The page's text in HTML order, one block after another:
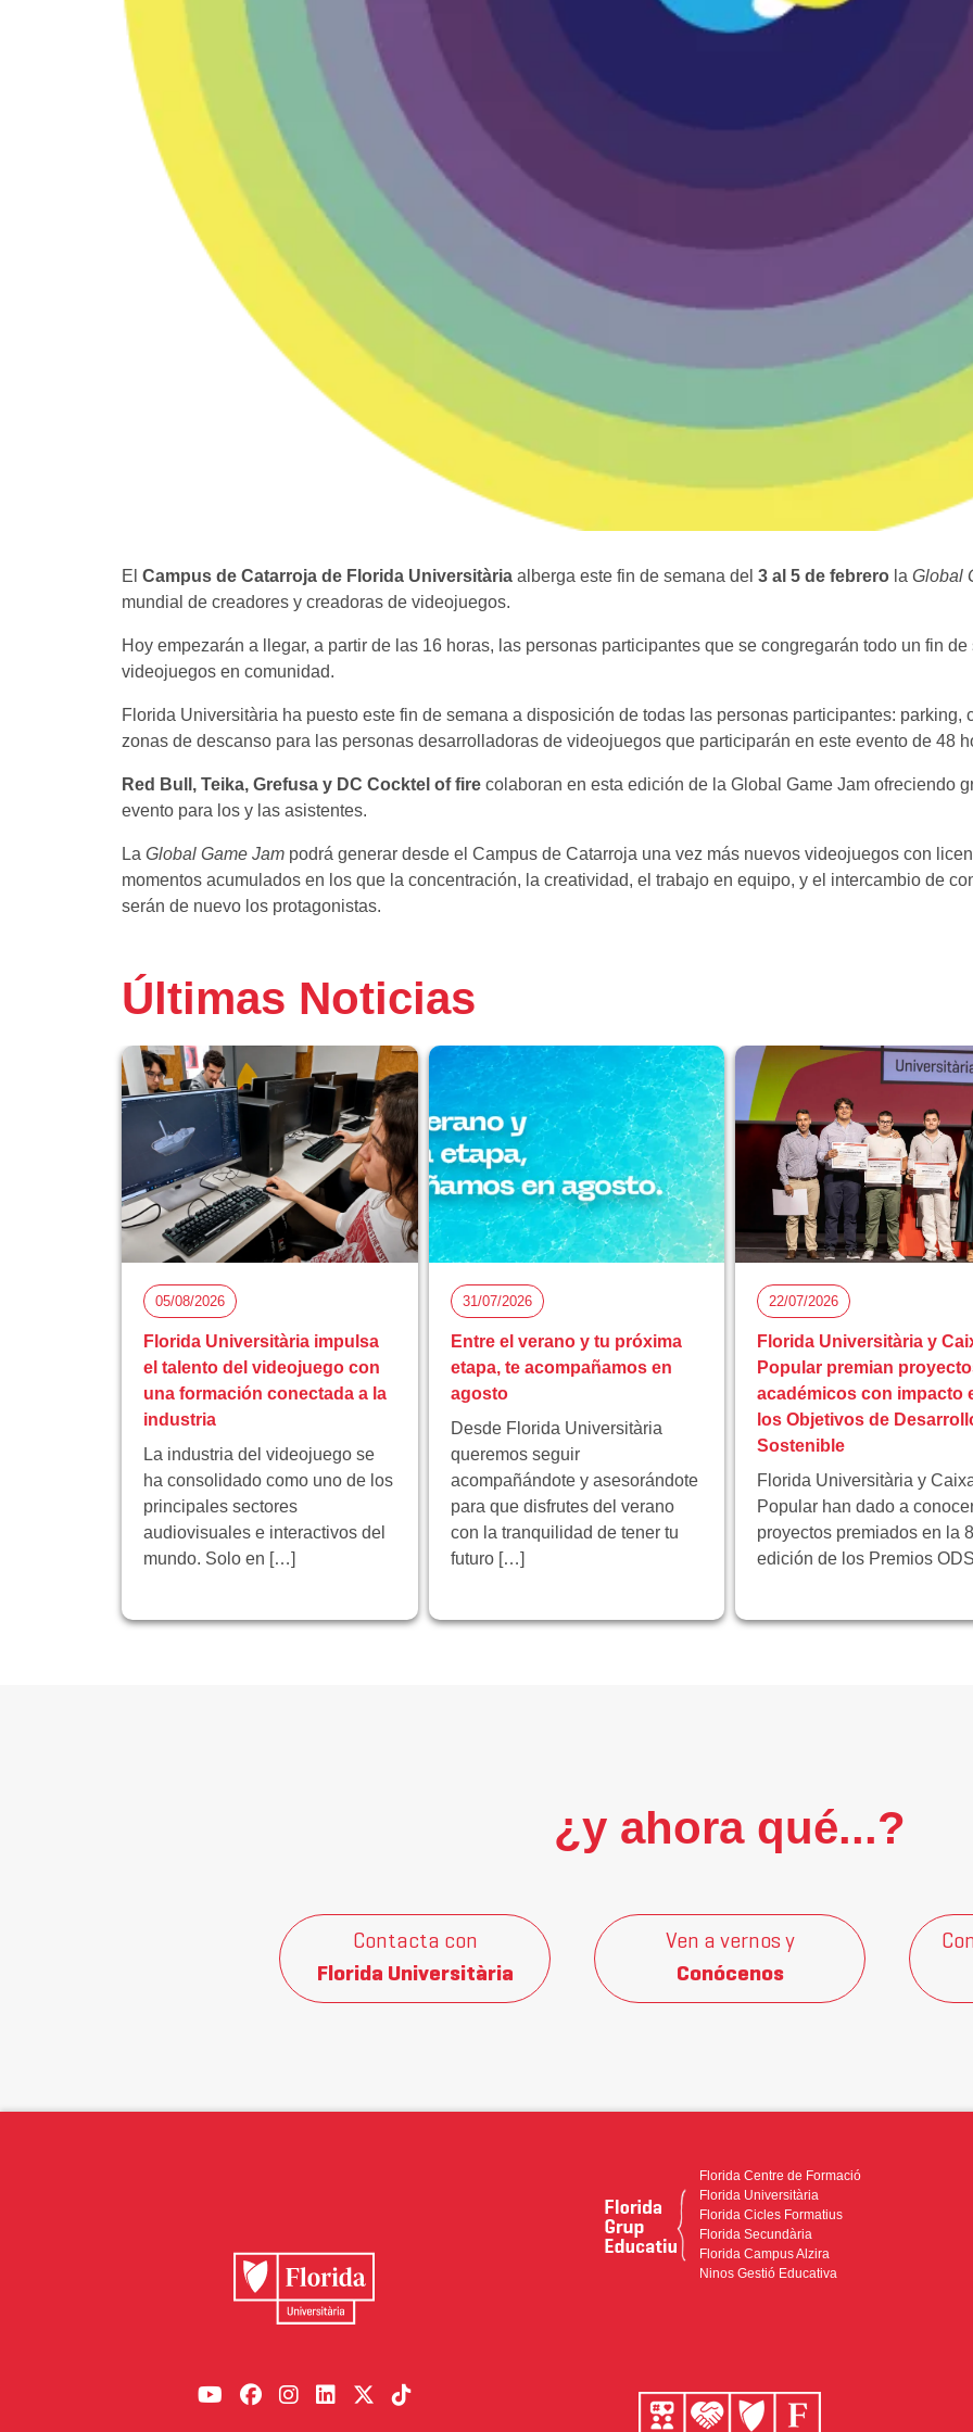
El Campus de Catarroja de Florida Universitària alberga este fin de semana del 3 al 5 de febrero la Global
mundial de creadores y creadoras de videojuegos.
Hoy empezarán a llegar, a partir de las 16 horas, las personas participantes que se congregarán todo un fin
videojuegos en comunidad.
Florida Universitària ha puesto este fin de semana a disposición de todas las personas participantes: parking,
zonas de descanso para las personas desarrolladoras de videojuegos que participarán en este evento de 48
Red Bull, Teika, Grefusa y DC Cocktel of fire colaboran en esta edición de la Global Game Jam ofreciendo
evento para los y las asistentes.
La Global Game Jam podrá generar desde el Campus de Catarroja una vez más nuevos videojuegos con
momentos acumulados en los que la concentración, la creatividad, el trabajo en equipo, y el intercambio de
serán de nuevo los protagonistas.
Últimas Noticias
05/08/2026
Florida Universitària impulsa
el talento del videojuego con
una formación conectada a la
industria
La industria del videojuego se
ha consolidado como uno de los
principales sectores
audiovisuales e interactivos del
mundo. Solo en […]
31/07/2026
Entre el verano y tu próxima
etapa, te acompañamos en
agosto
Desde Florida Universitària
queremos seguir
acompañándote y asesorándote
para que disfrutes del verano
con la tranquilidad de tener tu
futuro […]
22/07/2026
Florida Universitària y
Popular premian
académicos con impacto
los Objetivos de
Sostenible
Florida Universitària y
Popular han dado a
proyectos premiados en la
edición de los Premios
¿y ahora qué...?
Contacta con
Florida Universitària
Ven a vernos y
Conócenos
Florida Centre de Formació
Florida Universitària
Florida Cicles Formatius
Florida Secundària
Florida Campus Alzira
Ninos Gestió Educativa